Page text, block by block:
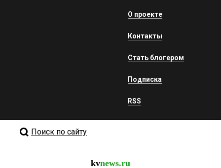
О проекте
Контакты
Стать блогером
Подписка
RSS
Поиск по сайту
kvnews.ru